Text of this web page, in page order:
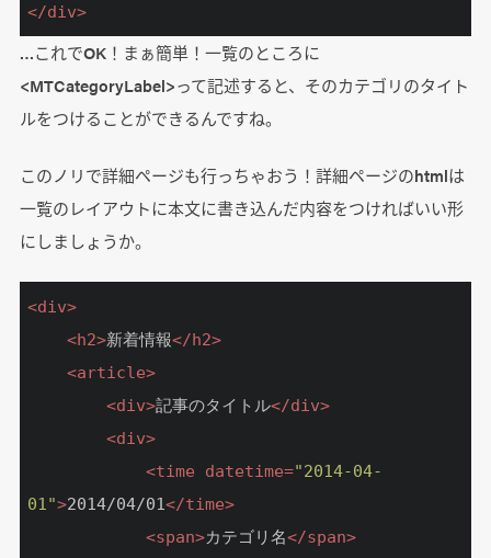
</div>
…これでOK！まぁ簡単！一覧のところに
<MTCategoryLabel>って記述すると、そのカテゴリのタイト
ルをつけることができるんですね。
このノリで詳細ページも行っちゃおう！詳細ページのhtmlは
一覧のレイアウトに本文に書き込んだ内容をつければいい形
にしましょうか。
<div>
<h2>新着情報</h2>
<article>
<div>記事のタイトル</div>
<div>
<time datetime="2014-04-
01">2014/04/01</time>
<span>カテゴリ名</span>